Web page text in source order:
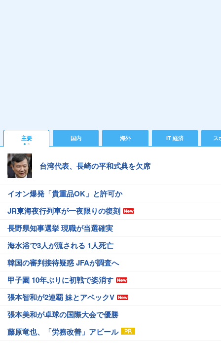
主要 国内 海外 IT 経済 ス
台湾代表、長崎の平和式典を欠席
イオン爆発「貴重品OK」と許可か
JR東海夜行列車が一夜限りの復刻
長野県知事選挙 現職が当選確実
海水浴で3人が流される 1人死亡
韓国の審判接待疑惑 JFAが調査へ
甲子園 10年ぶりに初戦で姿消す
張本智和が2連覇 妹とアベックV
張本美和が卓球の国際大会で優勝
藤原竜也、「労務改善」アピール